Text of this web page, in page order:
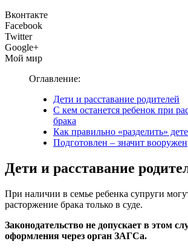
Вконтакте
Facebook
Twitter
Google+
Мой мир
Оглавление:
Дети и расставание родителей
С кем останется ребенок при
брака
Как правильно «разделить»
Подготовлен – значит вооружен
Дети и расставание
При наличии в семье ребенка супруги
расторжение брака только в суде.
Законодательство не допускает в этом
оформления через орган ЗАГСа.